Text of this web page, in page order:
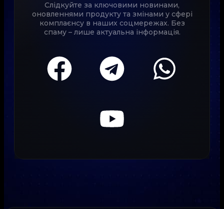
Слідкуйте за ключовими новинами,
оновленнями продукту та змінами у сфері
комплаєнсу в наших соцмережах. Без
спаму – лише актуальна інформація.